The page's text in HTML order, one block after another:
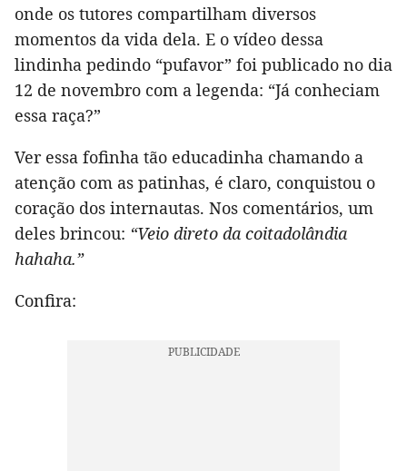
onde os tutores compartilham diversos
momentos da vida dela. E o vídeo dessa
lindinha pedindo “pufavor” foi publicado no dia
12 de novembro com a legenda: “Já conheciam
essa raça?”
Ver essa fofinha tão educadinha chamando a
atenção com as patinhas, é claro, conquistou o
coração dos internautas. Nos comentários, um
deles brincou: “Veio direto da coitadolândia
hahaha.”
Confira: